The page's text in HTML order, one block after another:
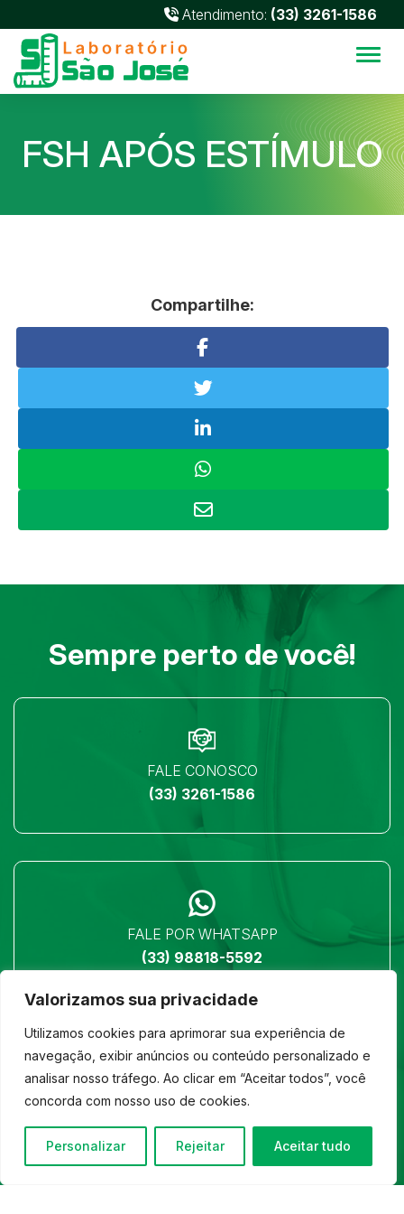
Valorizamos sua privacidade
Utilizamos cookies para aprimorar sua experiência de
navegação, exibir anúncios ou conteúdo personalizado e
analisar nosso tráfego. Ao clicar em “Aceitar todos”, você
concorda com nosso uso de cookies.
Personalizar Rejeitar Aceitar tudo
Atendimento: (33) 3261-1586
FSH APÓS ESTÍMULO
Compartilhe:
Sempre perto de você!
FALE CONOSCO
(33) 3261-1586
FALE POR WHATSAPP
(33) 98818-5592
LOCALIZAÇÃO